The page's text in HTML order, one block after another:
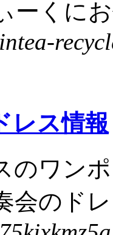
ーくに
レス情報
のワン
会のド